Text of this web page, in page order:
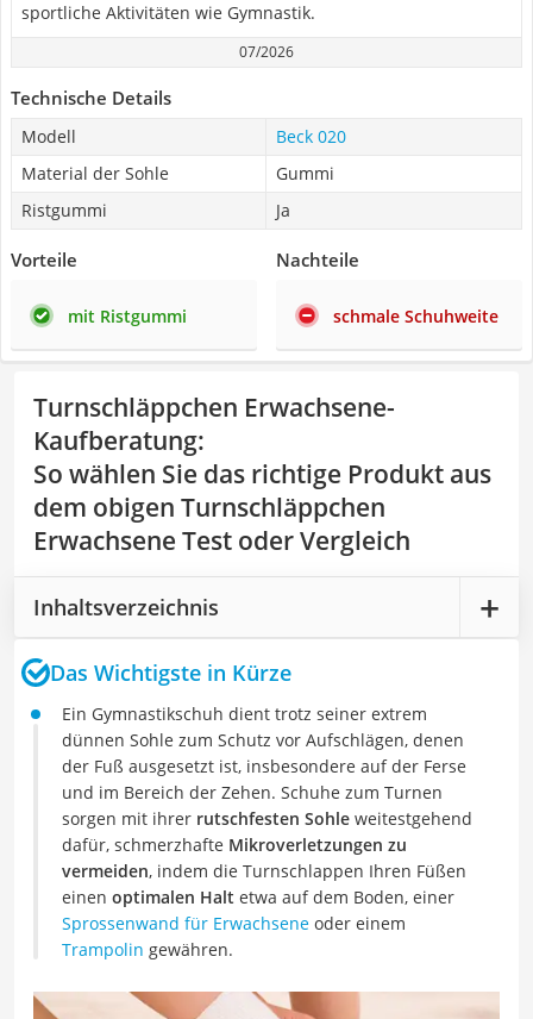
sportliche Aktivitäten wie Gymnastik.
07/2026
Technische Details
Modell
Beck 020
Material der Sohle
Gummi
Ristgummi
Ja
Vorteile
mit Ristgummi
Nachteile
schmale Schuhweite
Turnschläppchen Erwachsene-
Kaufberatung:
So wählen Sie das richtige Produkt aus
dem obigen Turnschläppchen
Erwachsene Test oder Vergleich
Inhaltsverzeichnis
Das Wichtigste in Kürze
Ein Gymnastikschuh dient trotz seiner extrem
dünnen Sohle zum Schutz vor Aufschlägen, denen
der Fuß ausgesetzt ist, insbesondere auf der Ferse
und im Bereich der Zehen. Schuhe zum Turnen
sorgen mit ihrer rutschfesten Sohle weitestgehend
dafür, schmerzhafte Mikroverletzungen zu
vermeiden, indem die Turnschlappen Ihren Füßen
einen optimalen Halt etwa auf dem Boden, einer
Sprossenwand für Erwachsene oder einem
Trampolin gewähren.